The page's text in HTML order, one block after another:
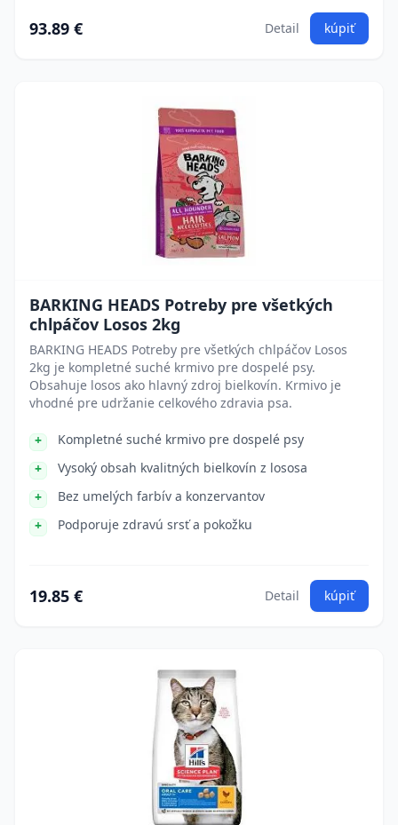
93.89 € Detail kúpiť
BARKING HEADS Potreby pre všetkých
chlpáčov Losos 2kg
BARKING HEADS Potreby pre všetkých chlpáčov Losos
2kg je kompletné suché krmivo pre dospelé psy.
Obsahuje losos ako hlavný zdroj bielkovín. Krmivo je
vhodné pre udržanie celkového zdravia psa.
Kompletné suché krmivo pre dospelé psy
Vysoký obsah kvalitných bielkovín z lososa
Bez umelých farbív a konzervantov
Podporuje zdravú srsť a pokožku
19.85 € Detail kúpiť